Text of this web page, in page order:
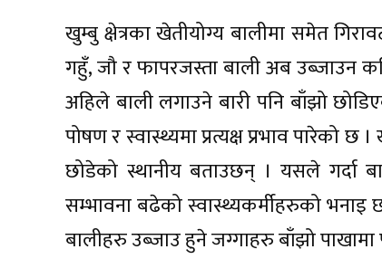
खुम्बु क्षेत्रका खेतीयोग्य बालीमा समेत
गहुँ, जौ र फापरजस्ता बाली अब उब्जाउन
अहिले बाली लगाउने बारी पनि बाँझो
पोषण र स्वास्थ्यमा प्रत्यक्ष प्रभाव पारेको
छोडेको स्थानीय बताउछन् । यसले गर्दा
सम्भावना बढेको स्वास्थ्यकर्मीहरुको
बालीहरु उब्जाउ हुने जग्गाहरु बाँझो